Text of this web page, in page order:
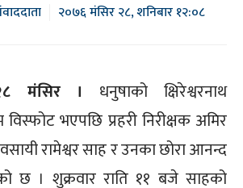
२०७६ मंसिर २८, शनिबार १२:०८
मंसिर । धनुषाको क्षिरेश्वरनाथ
भएपछि प्रहरी निरीक्षक अमिर
रामेश्वर साह र उनका छोरा आनन्द
छ । शुक्रवार राति ११ बजे साहको